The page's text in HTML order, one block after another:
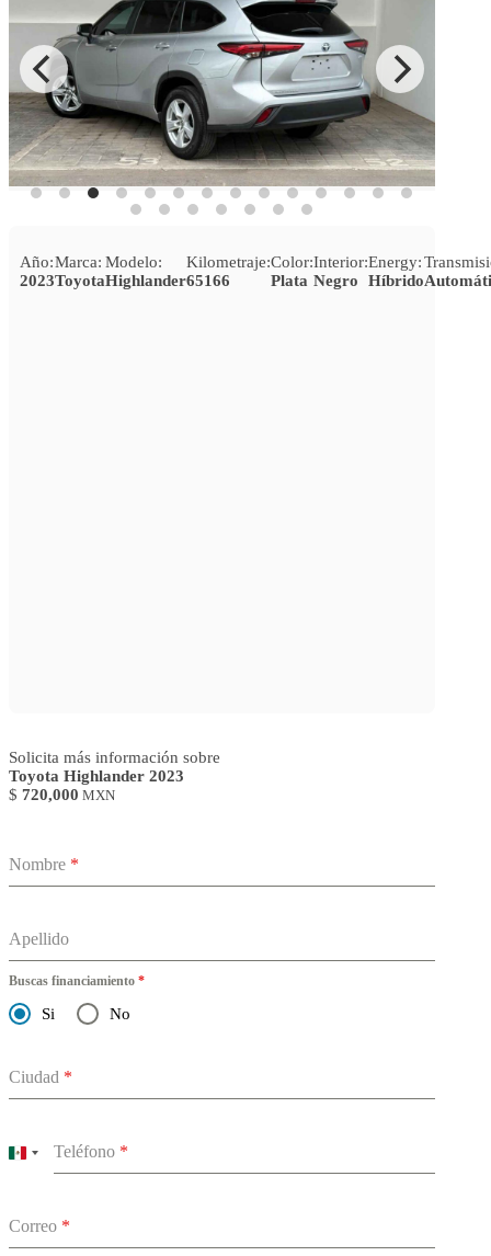
Año:
2023
Marca:
Toyota
Modelo:
Highlander
Kilometraje:
65166
Color:
Plata
Interior:
Negro
Energy:
Híbrido
Solicita más información sobre
Toyota Highlander 2023
$ 720,000 MXN
Nombre *
Apellido
Buscas financiamiento *
Si No
Ciudad *
Teléfono *
Mexico
Correo *